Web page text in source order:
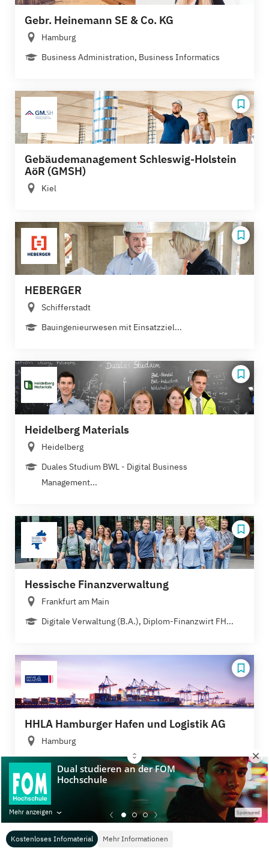
Kostenloses Infomaterial Mehr Informationen
Mehr anzeigen Sponsored
Gebr. Heinemann SE & Co. KG
Hamburg
Business Administration, Business Informatics
Gebäudemanagement Schleswig-Holstein
AöR (GMSH)
Kiel
HEBERGER
Schifferstadt
Bauingenieurwesen mit Einsatzziel...
Heidelberg Materials
Heidelberg
Duales Studium BWL - Digital Business
Management...
Hessische Finanzverwaltung
Frankfurt am Main
Digitale Verwaltung (B.A.), Diplom-Finanzwirt FH...
HHLA Hamburger Hafen und Logistik AG
Hamburg
Bauingenieurwesen, Maschinenbau und
Produktion,...